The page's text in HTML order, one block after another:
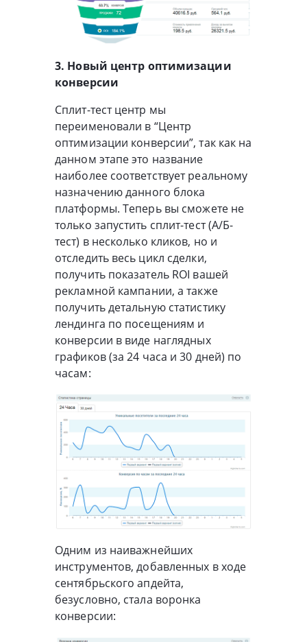
3. Новый центр оптимизации
конверсии
Сплит-тест центр мы
переименовали в “Центр
оптимизации конверсии”, так как на
данном этапе это название
наиболее соответствует реальному
назначению данного блока
платформы. Теперь вы сможете не
только запустить сплит-тест (А/Б-
тест) в несколько кликов, но и
отследить весь цикл сделки,
получить показатель ROI вашей
рекламной кампании, а также
получить детальную статистику
лендинга по посещениям и
конверсии в виде наглядных
графиков (за 24 часа и 30 дней) по
часам:
Одним из наиважнейших
инструментов, добавленных в ходе
сентябрьского апдейта,
безусловно, стала воронка
конверсии: